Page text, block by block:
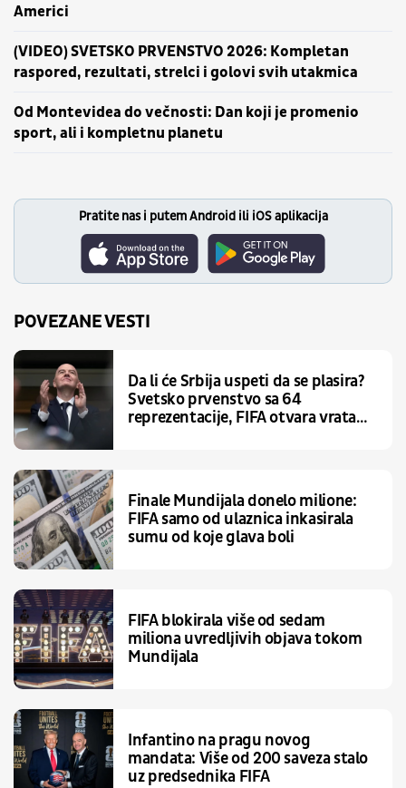
Americi
(VIDEO) SVETSKO PRVENSTVO 2026: Kompletan
raspored, rezultati, strelci i golovi svih utakmica
Od Montevidea do večnosti: Dan koji je promenio
sport, ali i kompletnu planetu
Pratite nas i putem Android ili iOS aplikacija
POVEZANE VESTI
Da li će Srbija uspeti da se plasira?
Svetsko prvenstvo sa 64
reprezentacije, FIFA otvara vrata
Finale Mundijala donelo milione:
FIFA samo od ulaznica inkasirala
sumu od koje glava boli
FIFA blokirala više od sedam
miliona uvredljivih objava tokom
Mundijala
Infantino na pragu novog
mandata: Više od 200 saveza stalo
uz predsednika FIFA